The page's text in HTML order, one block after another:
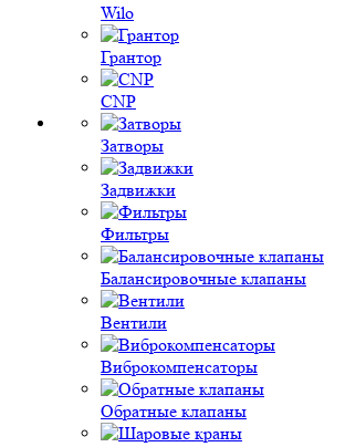
Wilo
Грантор
CNP
Затворы
Задвижки
Фильтры
Балансировочные клапаны
Вентили
Виброкомпенсаторы
Обратные клапаны